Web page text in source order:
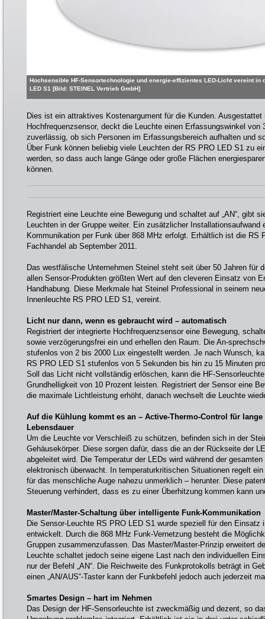
Hochsensible HF-Sensortechnologie und energie-effizientes LED-Licht vereint in
LED S1 [Bild: STEINEL Vertrieb GmbH]
Dies ist ein attraktives Kostenargument für die Kunden. Ausgestattet
Hochfrequenzsensor, deckt die Leuchte einen Erfassungswinkel von
zuverlässig, ob sich Personen im Erfassungsbereich aufhalten und
Über Funk können beliebig viele Leuchten der RS PRO LED S1 zu
werden, so dass auch lange Gänge oder große Flächen
können.
Registriert eine Leuchte eine Bewegung und schaltet auf „AN“, gibt
Leuchten in der Gruppe weiter. Ein zusätzlicher Installationsaufwand
Kommunikation per Funk über 868 MHz erfolgt. Erhältlich ist die RS
Fachhandel ab September 2011.
Das westfälische Unternehmen Steinel steht seit über 50 Jahren für
allen Sensor-Produkten größten Wert auf den cleveren Einsatz von
Handhabung. Diese Merkmale hat Steinel Professional in seinem
Innenleuchte RS PRO LED S1, vereint.
Licht nur dann, wenn es gebraucht wird – automatisch
Registriert der integrierte Hochfrequenzsensor eine Bewegung,
sowie verzögerungsfrei ein und erhellen den Raum. Die An-
stufenlos von 2 bis 2000 Lux eingestellt werden. Je nach Wunsch,
RS PRO LED S1 stufenlos von 5 Sekunden bis hin zu 15 Minuten
Soll das Licht nicht vollständig erlöschen, kann die HF-
Grundhelligkeit von 10 Prozent leisten. Registriert der Sensor eine
die maximale Lichtleistung erhöht, danach wechselt die Leuchte
Auf die Kühlung kommt es an – Active-Thermo-Control für lange
Lebensdauer
Um die Leuchte vor Verschleiß zu schützen, befinden sich in der
Gehäusekörper. Diese sorgen dafür, dass die an der Rückseite der
abgeleitet wird. Die Temperatur der LEDs wird während der
elektronisch überwacht. In temperaturkritischen Situationen regelt
für das menschliche Auge nahezu unmerklich – herunter. Diese
Steuerung verhindert, dass es zu einer Überhitzung kommen kann
Master/Master-Schaltung über intelligente Funk-Kommunikation
Die Sensor-Leuchte RS PRO LED S1 wurde speziell für den Einsatz
entwickelt. Durch die 868 MHz Funk-Vernetzung besteht die
Gruppen zusammenzufassen. Das Master/Master-Prinzip erweitert
Leuchte schaltet jedoch seine eigene Last nach den individuellen
nur der Befehl „AN“. Die Reichweite des Funkprotokolls beträgt in
einen „AN/AUS“-Taster kann der Funkbefehl jedoch auch jederzeit
Smartes Design – hart im Nehmen
Das Design der HF-Sensorleuchte ist zweckmäßig und dezent, so